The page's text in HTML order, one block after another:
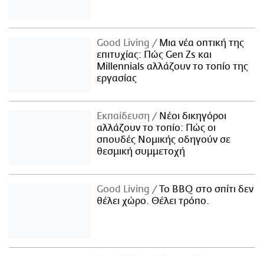
Good Living
Μια νέα οπτική της
επιτυχίας: Πώς Gen Zs και
Millennials αλλάζουν το τοπίο της
εργασίας
Εκπαίδευση
Νέοι δικηγόροι
αλλάζουν το τοπίο: Πώς οι
σπουδές Νομικής οδηγούν σε
θεσμική συμμετοχή
Good Living
Το BBQ στο σπίτι δεν
θέλει χώρο. Θέλει τρόπο.